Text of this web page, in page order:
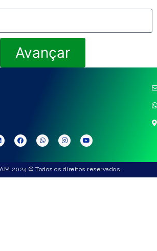
Avançar
2024 © Todos os direitos reservados.